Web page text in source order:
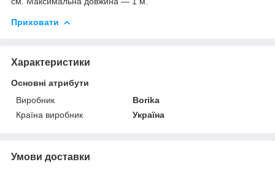
Приховати
Характеристики
Основні атрибути
Виробник
Borika
Країна виробник
Україна
Умови доставки